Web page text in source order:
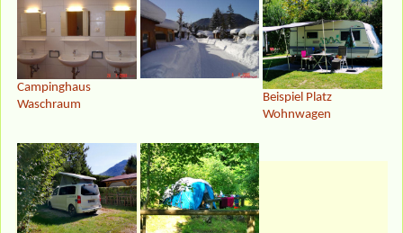
Campinghaus
Waschraum
Beispiel Platz
Wohnwagen